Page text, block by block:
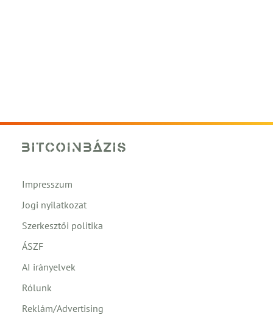
Impresszum
Jogi nyilatkozat
Szerkesztői politika
ÁSZF
AI irányelvek
Rólunk
Reklám/Advertising